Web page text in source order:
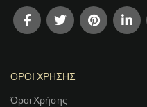
ΟΡΟΙ ΧΡΗΣΗΣ
Όροι Χρήσης